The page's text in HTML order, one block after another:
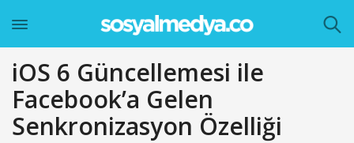
iOS 6 Güncellemesi ile
Facebook’a Gelen
Senkronizasyon Özelliği